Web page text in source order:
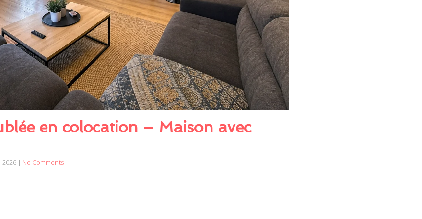
en colocation – Maison avec
2026 | No Comments